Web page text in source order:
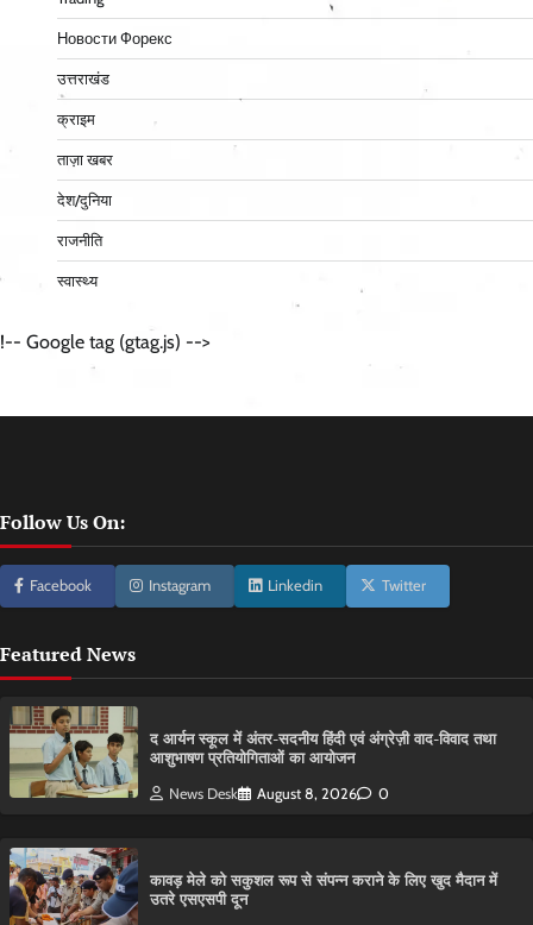
Новости Форекс
उत्तराखंड
क्राइम
ताज़ा खबर
देश/दुनिया
राजनीति
स्वास्थ्य
!-- Google tag (gtag.js) -->
Follow Us On:
Facebook Instagram Linkedin Twitter
Featured News
द आर्यन स्कूल में अंतर-सदनीय हिंदी एवं अंग्रेज़ी वाद-विवाद तथा
आशुभाषण प्रतियोगिताओं का आयोजन
News Desk August 8, 2026 0
कावड़ मेले को सकुशल रूप से संपन्न कराने के लिए खुद मैदान में
उतरे एसएसपी दून